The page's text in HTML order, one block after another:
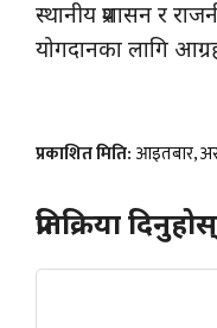
स्थानीय प्रशासन र
योगदानका लागि
प्रकाशित मिति: आइतबार,
प्रतिक्रिया दिनुहोस्